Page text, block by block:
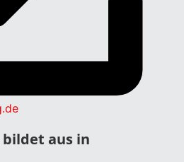
bildet aus in